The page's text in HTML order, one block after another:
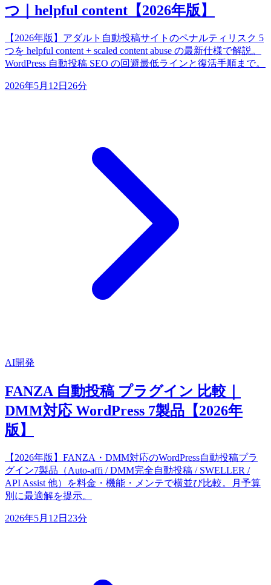
つ｜helpful content【2026年版】
【2026年版】アダルト自動投稿サイトのペナルティリスク 5
つを helpful content + scaled content abuse の最新仕様で解説。
WordPress 自動投稿 SEO の回避最低ラインと復活手順まで。
2026年5月12日 26分
AI開発
FANZA 自動投稿 プラグイン 比較｜
DMM対応 WordPress 7製品【2026年
版】
【2026年版】FANZA・DMM対応のWordPress自動投稿プラ
グイン7製品（Auto-affi / DMM完全自動投稿 / SWELLER /
API Assist 他）を料金・機能・メンテで横並び比較。月予算
別に最適解を提示。
2026年5月12日 23分